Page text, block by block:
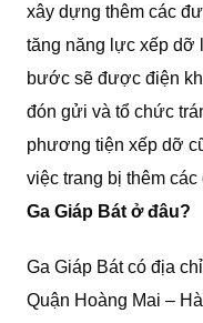
xây dựng thêm các
tăng năng lực xếp dỡ
bước sẽ được điện
đón gửi và tổ chức
phương tiện xếp dỡ
việc trang bị thêm
Ga Giáp Bát ở đâu?
Ga Giáp Bát có địa
Quận Hoàng Mai –